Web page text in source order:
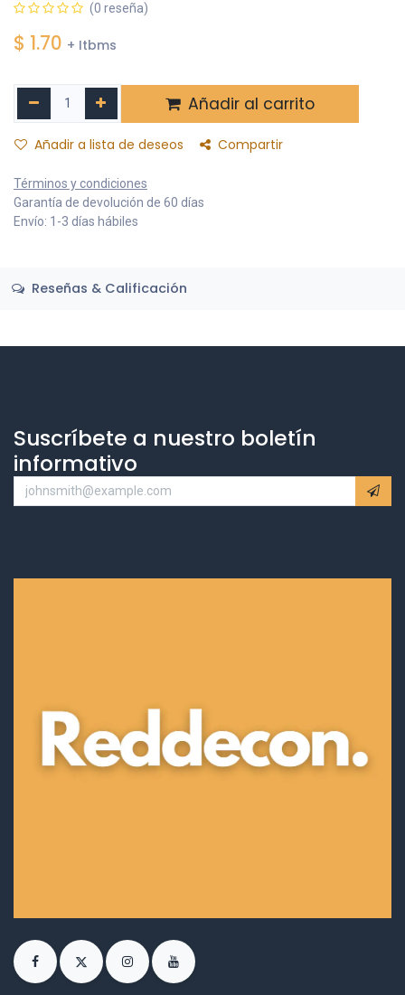
(0 reseña)
$ 1.70 + Itbms
Añadir al carrito
Añadir a lista de deseos Compartir
Términos y condiciones
Garantía de devolución de 60 días
Envío: 1-3 días hábiles
Reseñas & Calificación
Suscríbete a nuestro boletín
informativo